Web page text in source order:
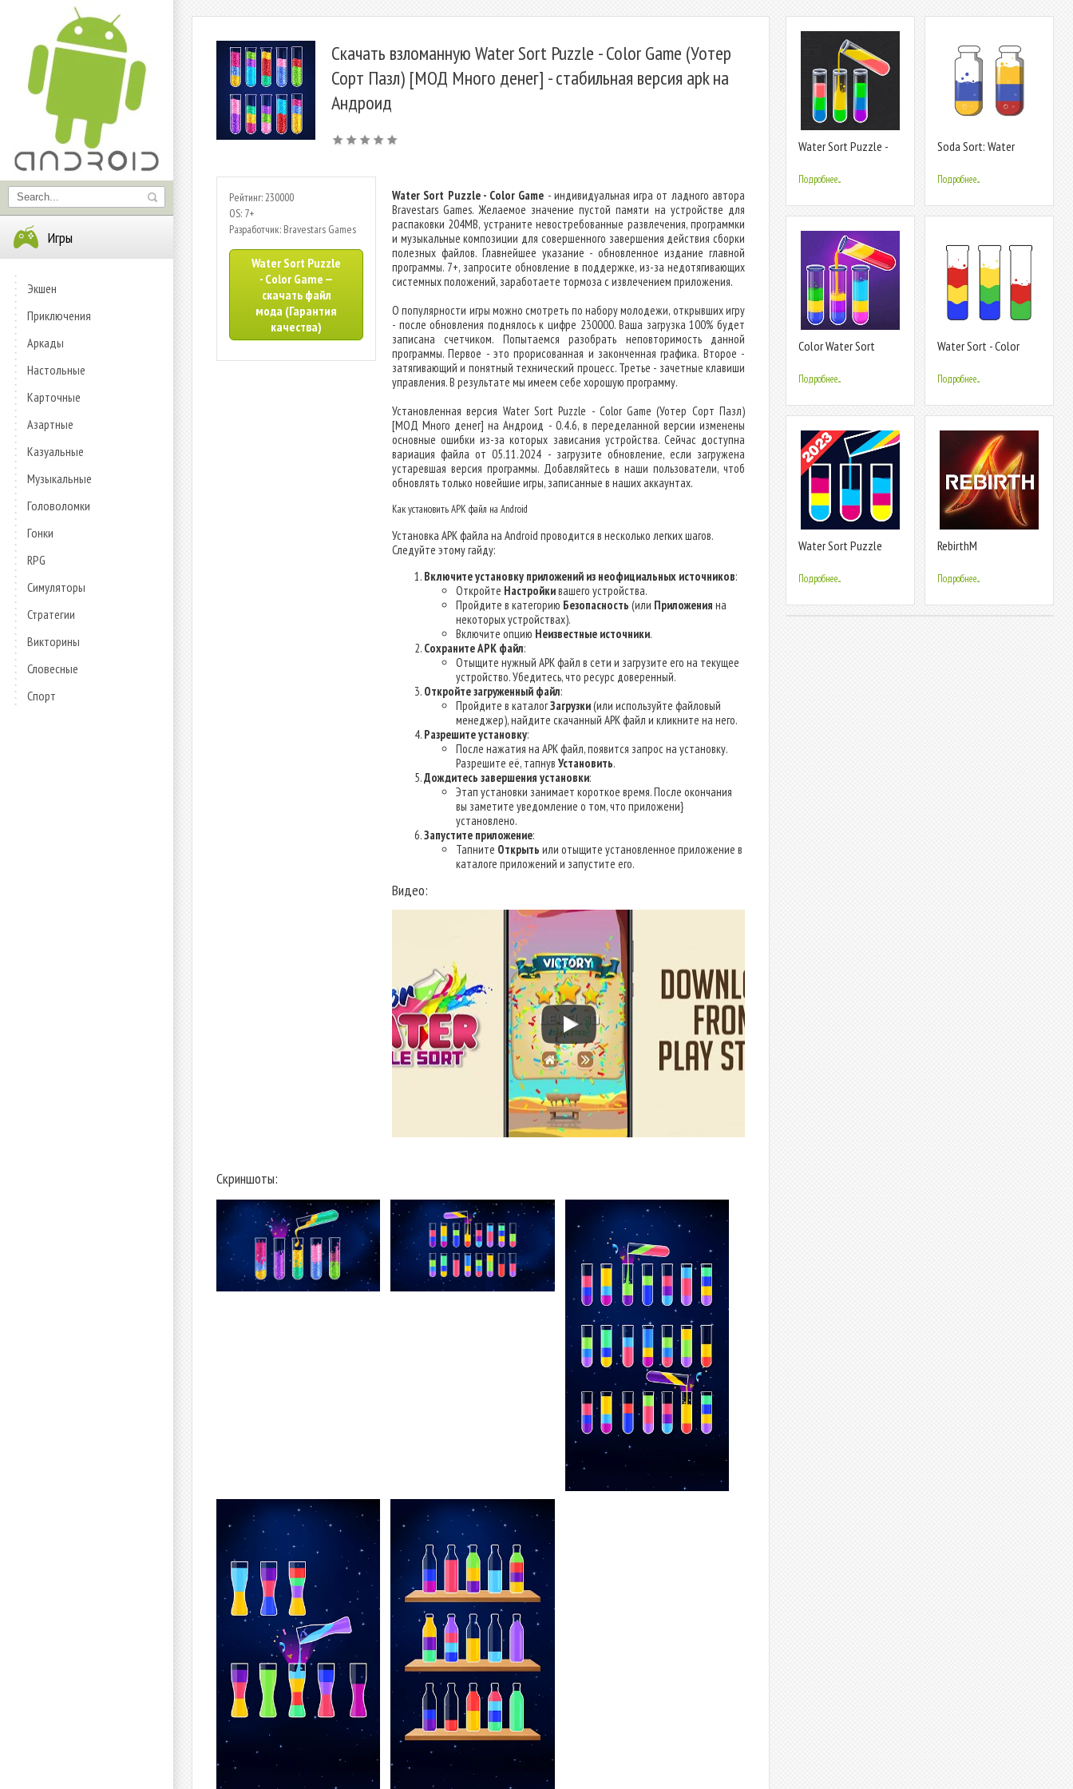
Игры
Экшен
Приключения
Аркады
Настольные
Карточные
Азартные
Казуальные
Музыкальные
Головоломки
Гонки
RPG
Симуляторы
Стратегии
Викторины
Словесные
Спорт
Скачать взломанную Water Sort Puzzle - Color Game (Уотер
Сорт Пазл) [МОД Много денег] - стабильная версия apk на
Андроид
Рейтинг: 230000
OS: 7+
Разработчик: Bravestars Games
Water Sort Puzzle
- Color Game —
скачать файл
мода (Гарантия
качества)
Water Sort Puzzle - Color Game - индивидуальная игра от ладного автора
Bravestars Games. Желаемое значение пустой памяти на устройстве для
распаковки 204MB, устраните невостребованные развлечения, программки
и музыкальные композиции для совершенного завершения действия сборки
полезных файлов. Главнейшее указание - обновленное издание главной
программы. 7+, запросите обновление в поддержке, из-за недотягивающих
системных положений, заработаете тормоза с извлечением приложения.
О популярности игры можно смотреть по набору молодежи, открывших игру
- после обновления поднялось к цифре 230000. Ваша загрузка 100% будет
записана счетчиком. Попытаемся разобрать неповторимость данной
программы. Первое - это прорисованная и законченная графика. Второе -
затягивающий и понятный технический процесс. Третье - зачетные клавиши
управления. В результате мы имеем себе хорошую программу.
Установленная версия Water Sort Puzzle - Color Game (Уотер Сорт Пазл)
[МОД Много денег] на Андроид - 0.4.6, в переделанной версии изменены
основные ошибки из-за которых зависания устройства. Сейчас доступна
вариация файла от 05.11.2024 - загрузите обновление, если загружена
устаревшая версия программы. Добавляйтесь в наши пользователи, чтоб
обновлять только новейшие игры, записанные в наших аккаунтах.
Как установить APK файл на Android
Установка APK файла на Android проводится в несколько легких шагов.
Следуйте этому гайду:
Включите установку приложений из неофициальных источников:
Откройте Настройкивашего устройства.
Пройдите в категорию Безопасность (или Приложения на
некоторых устройствах).
Включите опцию Неизвестные источники.
Сохраните APK файл:
Отыщите нужный APK файл в сети и загрузите его на текущее
устройство. Убедитесь, что ресурс доверенный.
Откройте загруженный файл:
Пройдите в каталогЗагрузки(или используйте файловый
менеджер), найдите скачанный APK файл и кликните на него.
Разрешите установку:
После нажатия на APK файл, появится запрос на установку.
Разрешите её, тапнув Установить.
Дождитесь завершения установки:
Этап установки занимает короткое время. После окончания
вы заметите уведомление о том, что приложени}
установлено.
Запустите приложение:
Тапните Открыть или отыщите установленное приложение в
каталоге приложений и запустите его.
Видео:
Скриншоты:
Water Sort Puzzle -
Подробнее...
Soda Sort: Water
Подробнее...
Color Water Sort
Подробнее...
Water Sort - Color
Подробнее...
Water Sort Puzzle
Подробнее...
RebirthM
Подробнее...